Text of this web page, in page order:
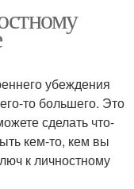
убеждения
то большего. Это
сделать что-
кем-то, кем вы
к личностному